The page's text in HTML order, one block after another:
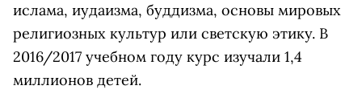
ислама, иудаизма, буддизма, основы мировых
религиозных культур или светскую этику. В
2016/2017 учебном году курс изучали 1,4
миллионов детей.